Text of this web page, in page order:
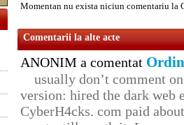
Momentan nu exista niciun comentariu la
Comentarii la alte acte
ANONIM a comentat
usually don’t comment
version: hired the dark web
CyberH4cks. com paid